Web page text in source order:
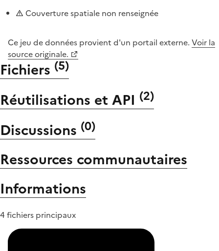
Couverture spatiale non renseignée
Ce jeu de données provient d'un portail externe. Voir la
source originale.
Fichiers (5)
Réutilisations et API (2)
Discussions (0)
Ressources communautaires
Informations
4 fichiers principaux